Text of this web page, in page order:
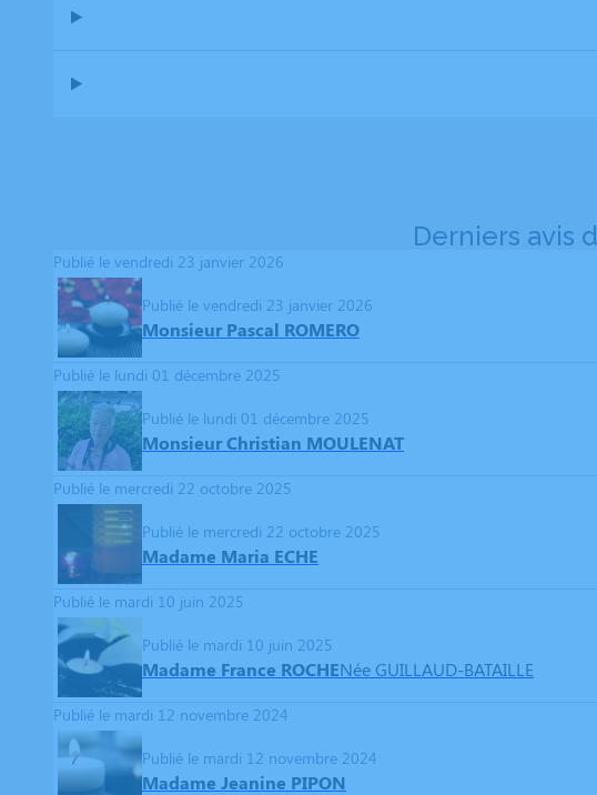
Derniers avis
Publié le vendredi 23 janvier 2026
Publié le vendredi 23 janvier 2026
Monsieur Pascal ROMERO
Publié le lundi 01 décembre 2025
Publié le lundi 01 décembre 2025
Monsieur Christian MOULENAT
Publié le mercredi 22 octobre 2025
Publié le mercredi 22 octobre 2025
Madame Maria ECHE
Publié le mardi 10 juin 2025
Publié le mardi 10 juin 2025
Madame France ROCHENée GUILLAUD-BATAILLE
Publié le mardi 12 novembre 2024
Publié le mardi 12 novembre 2024
Madame Jeanine PIPON